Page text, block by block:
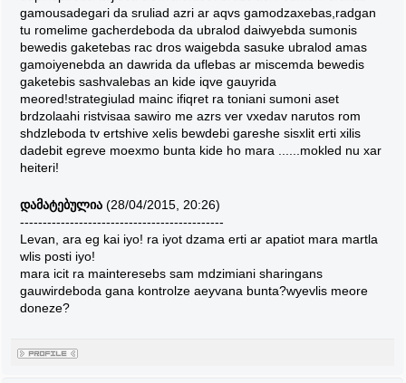
gamousadegari da sruliad azri ar aqvs gamodzaxebas,radgan
tu romelime gacherdeboda da ubralod daiwyebda sumonis
bewedis gaketebas rac dros waigebda sasuke ubralod amas
gamoiyenebda an dawrida da uflebas ar miscemda bewedis
gaketebis sashvalebas an kide iqve gauyrida
meored!strategiulad mainc ifiqret ra toniani sumoni aset
brdzolaahi ristvisaa sawiro me azrs ver vxedav narutos rom
shdzleboda tv ertshive xelis bewdebi gareshe sisxlit erti xilis
dadebit egreve moexmo bunta kide ho mara ......mokled nu xar
heiteri!
დამატებულია (28/04/2015, 20:26)
---------------------------------------------
Levan, ara eg kai iyo! ra iyot dzama erti ar apatiot mara martla
wlis posti iyo!
mara icit ra mainteresebs sam mdzimiani sharingans
gauwirdeboda gana kontrolze aeyvana bunta?wyevlis meore
doneze?